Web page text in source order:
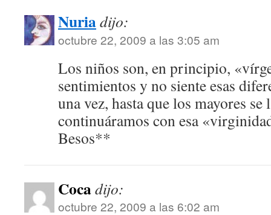
Nuriadijo:
octubre 22, 2009 a las 3:05 am
Los niños son, en principio,
sentimientos y no siente esas
una vez, hasta que los mayores se
continuáramos con esa
Besos**
Cocadijo:
octubre 22, 2009 a las 6:02 am